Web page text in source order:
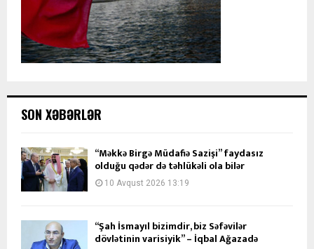
SON XƏBƏRLƏR
“Məkkə Birgə Müdafiə Sazişi” faydasız
olduğu qədər də təhlükəli ola bilər
10 Avqust 2026 13:19
“Şah İsmayıl bizimdir, biz Səfəvilər
dövlətinin varisiyik” – İqbal Ağazadə